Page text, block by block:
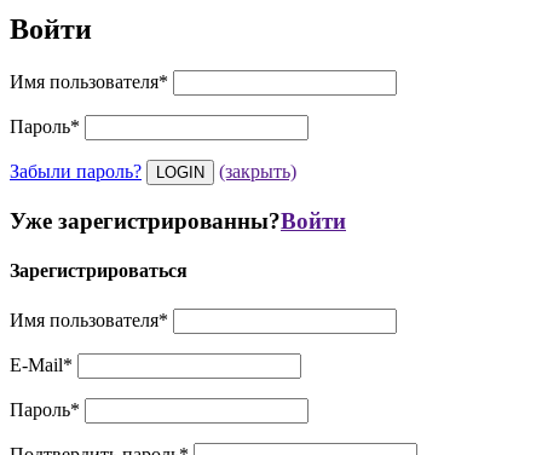
Войти
Имя пользователя*
Пароль*
Забыли пароль? (закрыть)
Уже зарегистрированны?Войти
Зарегистрироваться
Имя пользователя*
E-Mail*
Пароль*